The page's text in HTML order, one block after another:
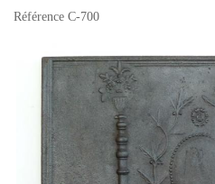
Référence C-700